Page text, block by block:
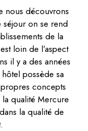
nous découvrons
on se rend
de la
loin de l’aspect
il y a des années
possède sa
concepts
qualité Mercure
la qualité de